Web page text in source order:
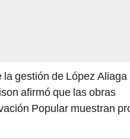
gestión de López Aliaga
afirmó que las obras
Popular muestran